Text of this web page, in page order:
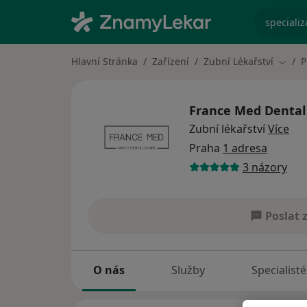
Hlavní Stránka Zařízení Zubní Lékařství
France Med
Zubní lékařstvíVíce
Praha 1 adresa
3 názory
Poslat
O nás Služby Specialisté